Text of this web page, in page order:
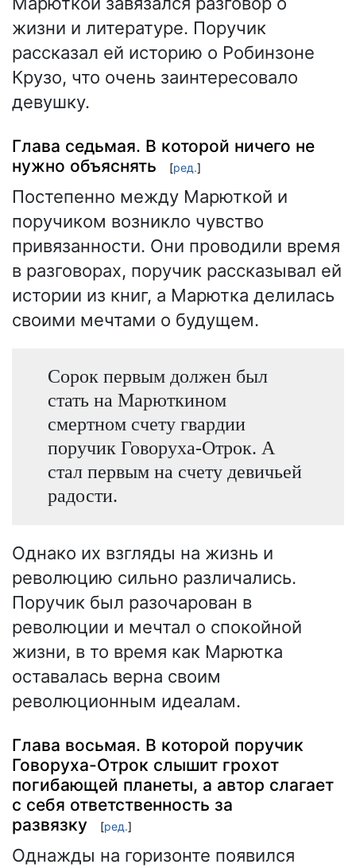
жизни и литературе. Поручик
рассказал ей историю о Робинзоне
Крузо, что очень заинтересовало
девушку.
Глава седьмая. В которой ничего не
нужно объяснять
[ред.]
Постепенно между Марюткой и
поручиком возникло чувство
привязанности. Они проводили время
в разговорах, поручик рассказывал ей
истории из книг, а Марютка делилась
своими мечтами о будущем.
Сорок первым должен был
стать на Марюткином
смертном счету гвардии
поручик Говоруха-Отрок. А
стал первым на счету девичьей
радости.
Однако их взгляды на жизнь и
революцию сильно различались.
Поручик был разочарован в
революции и мечтал о спокойной
жизни, в то время как Марютка
оставалась верна своим
революционным идеалам.
Глава восьмая. В которой поручик
Говоруха-Отрок слышит грохот
погибающей планеты, а автор слагает
с себя ответственность за
развязку
[ред.]
Однажды на горизонте появился